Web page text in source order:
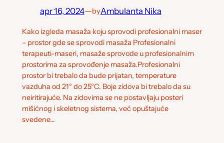
apr 16, 2024—byAmbulanta Nika
Kako izgleda masaža koju sprovodi profesionalni maser
– prostor gde se sprovodi masaža Profesionalni
terapeuti-maseri, masaže sprovode u profesionalnim
prostorima za sprovođenje masaža.Profesionalni
prostor bi trebalo da bude prijatan, temperature
vazduha od 21° do 25°C. Boje zidova bi trebalo da su
neiritirajuće. Na zidovima se ne postavljaju posteri
mišićnog i skeletnog sistema, već opuštajuće
svedene…